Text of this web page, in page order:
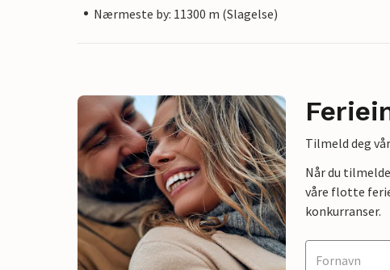
Nærmeste by: 11300 m (Slagelse)
Tilmeld deg
Når du
våre flotte
konkurranser.